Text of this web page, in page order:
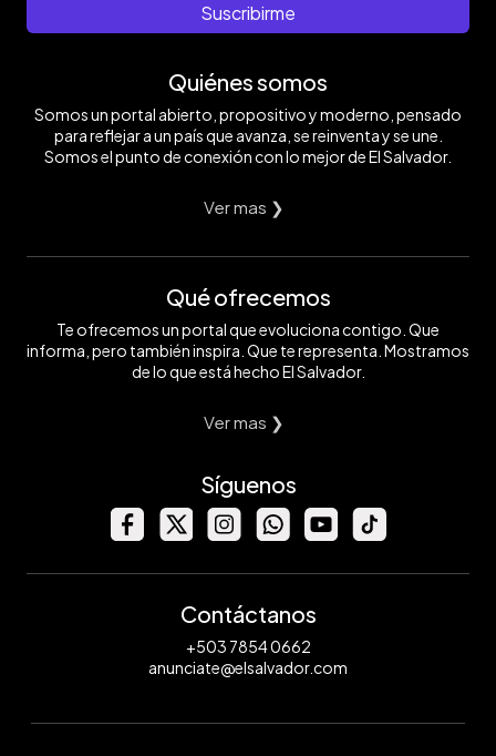
Suscribirme
Quiénes somos
Somos un portal abierto, propositivo y moderno, pensado
para reflejar a un país que avanza, se reinventa y se une.
Somos el punto de conexión con lo mejor de El Salvador.
Ver mas ❯
Qué ofrecemos
Te ofrecemos un portal que evoluciona contigo. Que
informa, pero también inspira. Que te representa. Mostramos
de lo que está hecho El Salvador.
Ver mas ❯
Síguenos
Contáctanos
+503 7854 0662
anunciate@elsalvador.com